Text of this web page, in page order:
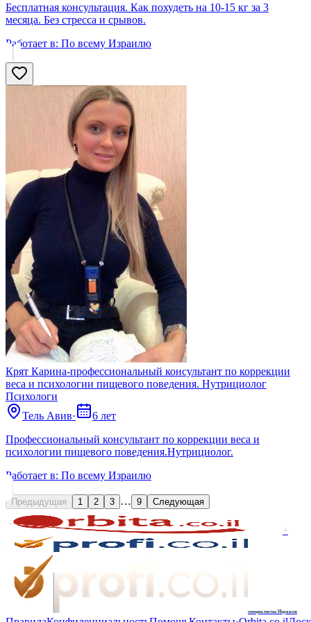
Бесплатная консультация. Как похудеть на 10-15 кг за 3
месяца. Без стресса и срывов.
Работает в: По всему Израилю
Крят Карина-профессиональный консультант по коррекции
веса и психологии пищевого поведения. Нутрициолог
Психологи
Тель Авив·
6 лет
Профессиональный консультант по коррекции веса и
психологии пищевого поведения.Нутрициолог.
Работает в: По всему Израилю
Предыдущая 1 2 3 … 9 Следующая
+
специалисты Израиля